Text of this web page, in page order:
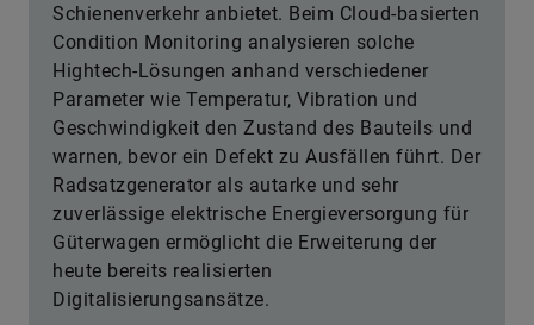
Schienenverkehr anbietet. Beim Cloud-basierten
Condition Monitoring analysieren solche
Hightech-Lösungen anhand verschiedener
Parameter wie Temperatur, Vibration und
Geschwindigkeit den Zustand des Bauteils und
warnen, bevor ein Defekt zu Ausfällen führt. Der
Radsatzgenerator als autarke und sehr
zuverlässige elektrische Energieversorgung für
Güterwagen ermöglicht die Erweiterung der
heute bereits realisierten
Digitalisierungsansätze.